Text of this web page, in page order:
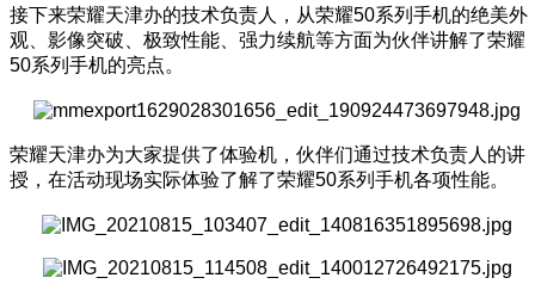
接下来荣耀天津办的技术负责人，从荣耀50系列手机的绝美外
观、影像突破、极致性能、强力续航等方面为伙伴讲解了荣耀
50系列手机的亮点。
荣耀天津办为大家提供了体验机，伙伴们通过技术负责人的讲
授，在活动现场实际体验了解了荣耀50系列手机各项性能。